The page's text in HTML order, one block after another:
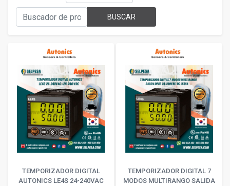
BUSCAR
TEMPORIZADOR DIGITAL
AUTONICS LE4S 24-240VAC
TEMPORIZADOR DIGITAL 7
MODOS MULTIRANGO SALIDA